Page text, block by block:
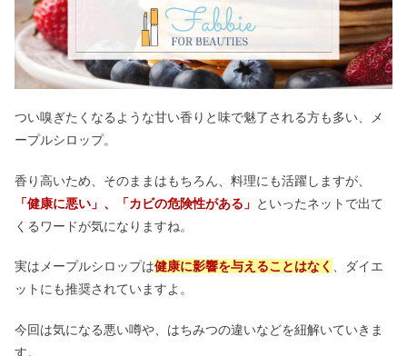
つい嗅ぎたくなるような甘い香りと味で魅了される方も多い、メ
ープルシロップ。
香り高いため、そのままはもちろん、料理にも活躍しますが、
「健康に悪い」 、 「カビの危険性がある」 といったネットで出て
くるワードが気になりますね。
実はメープルシロップは健康に影響を与えることはなく 、ダイエ
ットにも推奨されていますよ。
今回は気になる悪い噂や、はちみつの違いなどを紐解いていきま
す。